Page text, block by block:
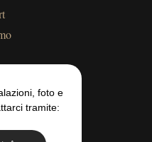
foto e
tramite: